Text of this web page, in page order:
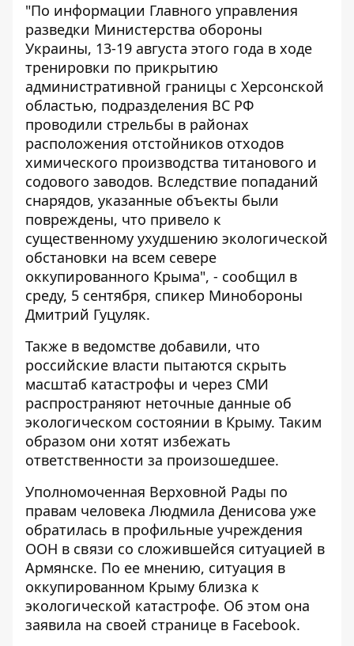
"По информации Главного управления
разведки Министерства обороны
Украины, 13-19 августа этого года в ходе
тренировки по прикрытию
административной границы с Херсонской
областью, подразделения ВС РФ
проводили стрельбы в районах
расположения отстойников отходов
химического производства титанового и
содового заводов. Вследствие попаданий
снарядов, указанные объекты были
повреждены, что привело к
существенному ухудшению экологической
обстановки на всем севере
оккупированного Крыма", - сообщил в
среду, 5 сентября, спикер Минобороны
Дмитрий Гуцуляк.
Также в ведомстве добавили, что
российские власти пытаются скрыть
масштаб катастрофы и через СМИ
распространяют неточные данные об
экологическом состоянии в Крыму. Таким
образом они хотят избежать
ответственности за произошедшее.
Уполномоченная Верховной Рады по
правам человека Людмила Денисова уже
обратилась в профильные учреждения
ООН в связи со сложившейся ситуацией в
Армянске. По ее мнению, ситуация в
оккупированном Крыму близка к
экологической катастрофе. Об этом она
заявила на своей странице в Facebook.